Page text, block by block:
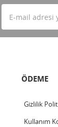
ÖDEME
Gizlilik
Kullanım